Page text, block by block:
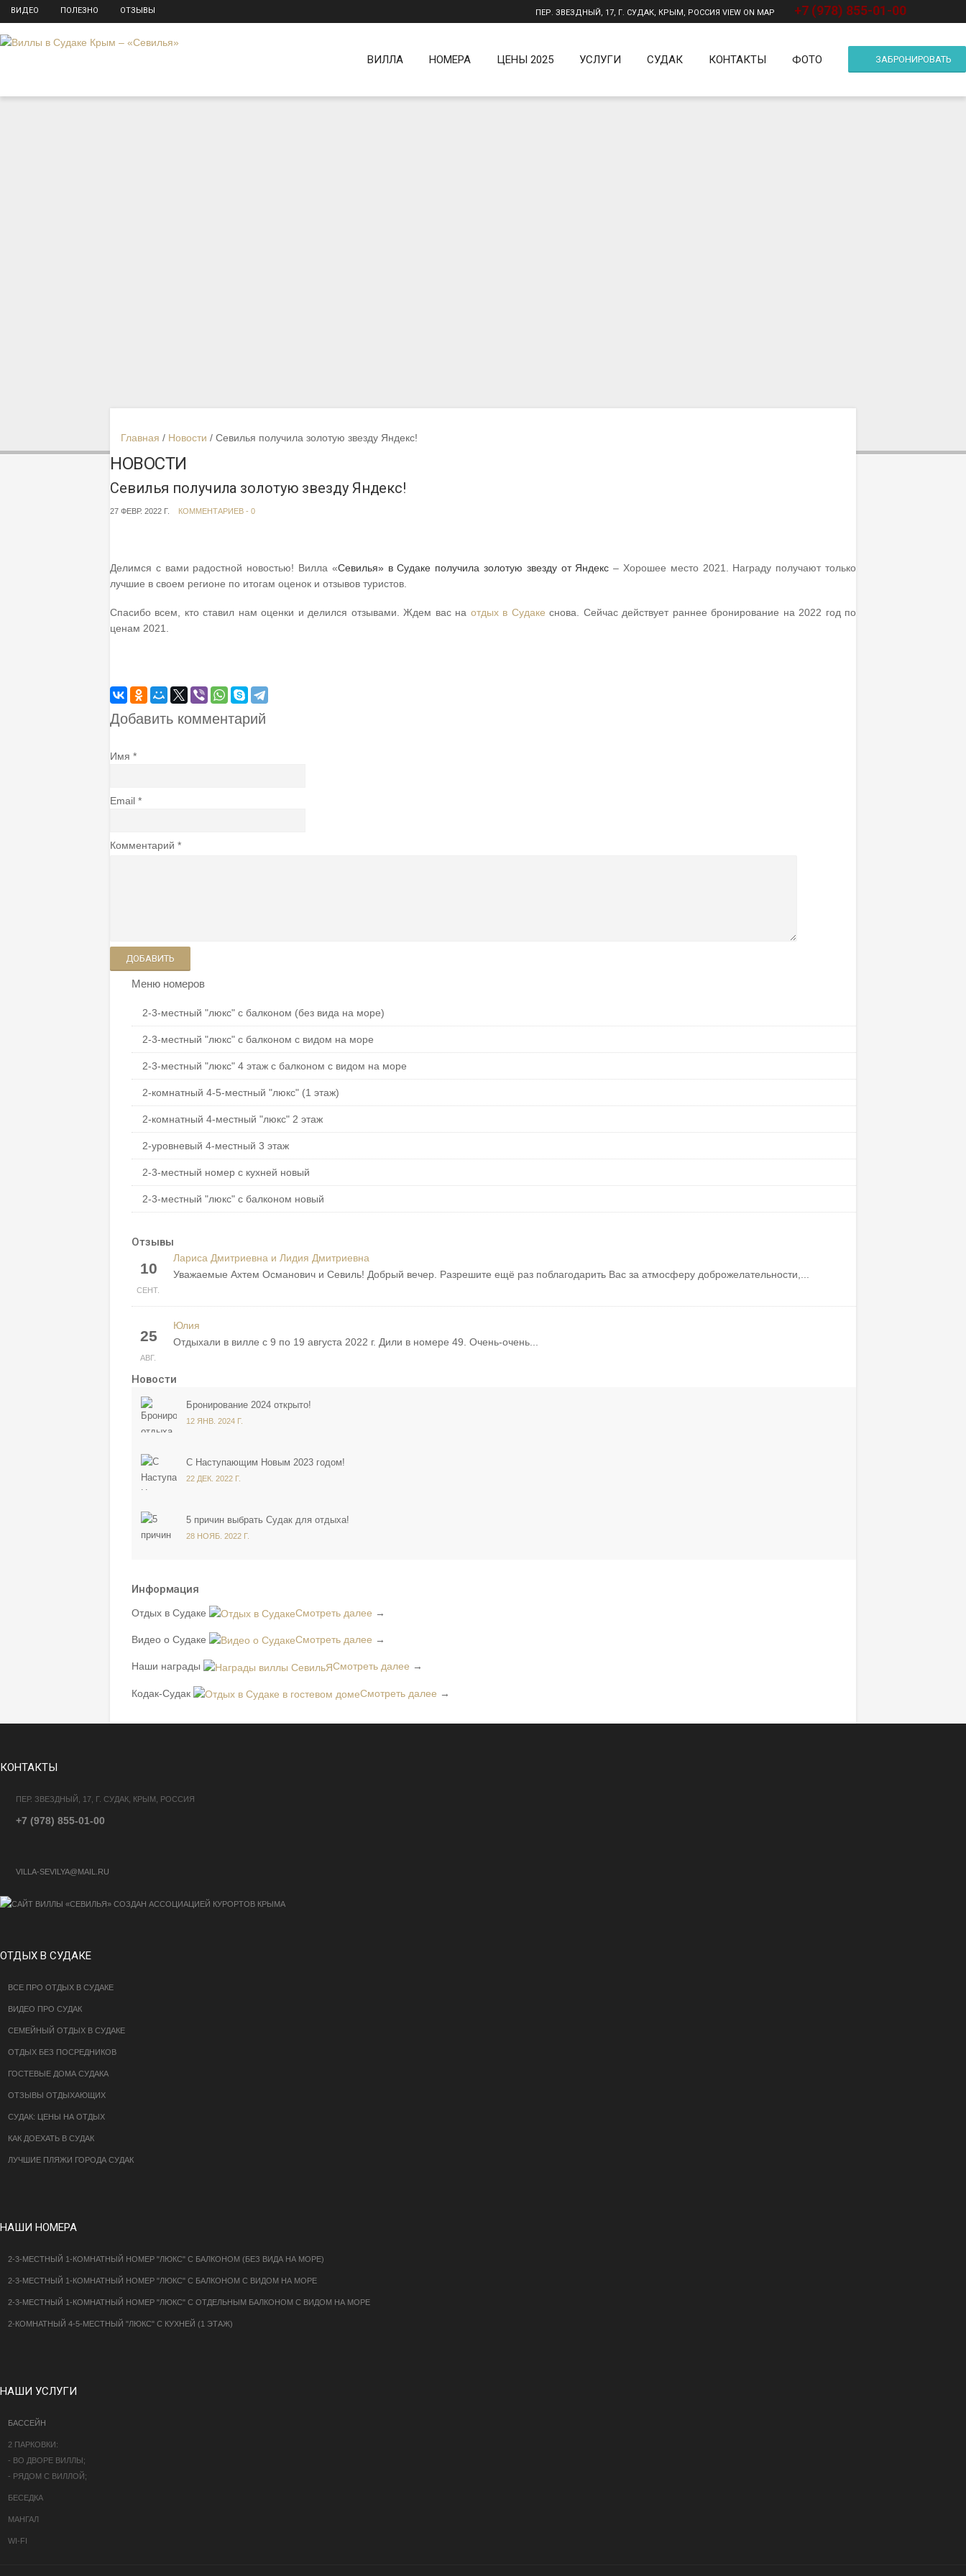
ВИДЕО ПОЛЕЗНО ОТЗЫВЫ ПЕР. ЗВЕЗДНЫЙ, 17, Г. СУДАК, КРЫМ, РОССИЯ VIEW ON MAP +7 (978) 855-01-00
ЗАБРОНИРОВАТЬ
ВИЛЛА НОМЕРА ЦЕНЫ 2025 УСЛУГИ СУДАК КОНТАКТЫ ФОТО
Главная Новости Севилья получила золотую звезду Яндекс!
НОВОСТИ
Севилья получила золотую звезду Яндекс!
27 ФЕВР. 2022 Г. КОММЕНТАРИЕВ - 0
Делимся с вами радостной новостью! Вилла «Севилья» в Судаке получила золотую звезду от Яндекс– Хорошее место 2021. Награду получают только
лучшие в своем регионе по итогам оценок и отзывов туристов.
Спасибо всем, кто ставил нам оценки и делился отзывами. Ждем вас на отдых в Судаке снова. Сейчас действует раннее бронирование на 2022 год по
ценам 2021.
Добавить комментарий
Имя
Email
Комментарий
ДОБАВИТЬ
Меню номеров
2-3-местный "люкс" с балконом (без вида на море)
2-3-местный "люкс" с балконом с видом на море
2-3-местный "люкс" 4 этаж с балконом с видом на море
2-комнатный 4-5-местный "люкс" (1 этаж)
2-комнатный 4-местный "люкс" 2 этаж
2-уровневый 4-местный 3 этаж
2-3-местный номер с кухней новый
2-3-местный "люкс" с балконом новый
Отзывы
10
СЕНТ.
Лариса Дмитриевна и Лидия Дмитриевна
Уважаемые Ахтем Османович и Севиль! Добрый вечер. Разрешите ещё раз поблагодарить Вас за атмосферу доброжелательности,...
25
АВГ.
Юлия
Отдыхали в вилле с 9 по 19 августа 2022 г. Дили в номере 49. Очень-очень...
Новости
Бронирование 2024 открыто!
12 ЯНВ. 2024 Г.
С Наступающим Новым 2023 годом!
22 ДЕК. 2022 Г.
5 причин выбрать Судак для отдыха!
28 НОЯБ. 2022 Г.
Информация
Отдых в Судаке Смотреть далее →
Видео о Судаке Смотреть далее →
Наши награды Смотреть далее →
Кодак-Судак Смотреть далее →
КОНТАКТЫ
ПЕР. ЗВЕЗДНЫЙ, 17, Г. СУДАК, КРЫМ, РОССИЯ
+7 (978) 855-01-00
VILLA-SEVILYA@MAIL.RU
ОТДЫХ В СУДАКЕ
ВСЕ ПРО ОТДЫХ В СУДАКЕ
ВИДЕО ПРО СУДАК
СЕМЕЙНЫЙ ОТДЫХ В СУДАКЕ
ОТДЫХ БЕЗ ПОСРЕДНИКОВ
ГОСТЕВЫЕ ДОМА СУДАКА
ОТЗЫВЫ ОТДЫХАЮЩИХ
СУДАК: ЦЕНЫ НА ОТДЫХ
КАК ДОЕХАТЬ В СУДАК
ЛУЧШИЕ ПЛЯЖИ ГОРОДА СУДАК
НАШИ НОМЕРА
2-3-МЕСТНЫЙ 1-КОМНАТНЫЙ НОМЕР "ЛЮКС" С БАЛКОНОМ (БЕЗ ВИДА НА МОРЕ)
2-3-МЕСТНЫЙ 1-КОМНАТНЫЙ НОМЕР "ЛЮКС" С БАЛКОНОМ С ВИДОМ НА МОРЕ
2-3-МЕСТНЫЙ 1-КОМНАТНЫЙ НОМЕР "ЛЮКС" С ОТДЕЛЬНЫМ БАЛКОНОМ С ВИДОМ НА МОРЕ
2-КОМНАТНЫЙ 4-5-МЕСТНЫЙ "ЛЮКС" С КУХНЕЙ (1 ЭТАЖ)
НАШИ УСЛУГИ
БАССЕЙН
2 ПАРКОВКИ:
- ВО ДВОРЕ ВИЛЛЫ;
- РЯДОМ С ВИЛЛОЙ;
БЕСЕДКА
МАНГАЛ
WI-FI